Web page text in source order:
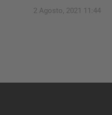
2 Agosto, 2021 11:44